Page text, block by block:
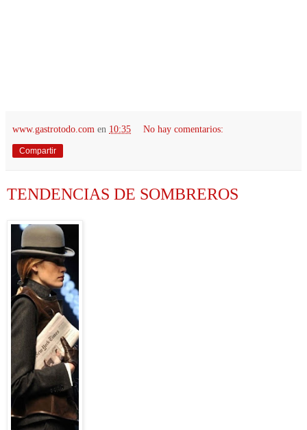
www.gastrotodo.com en 10:35 No hay comentarios:
Compartir
TENDENCIAS DE SOMBREROS